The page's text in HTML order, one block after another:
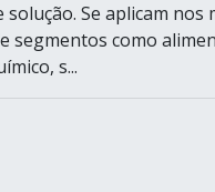
Se aplicam nos
segmentos como
s...